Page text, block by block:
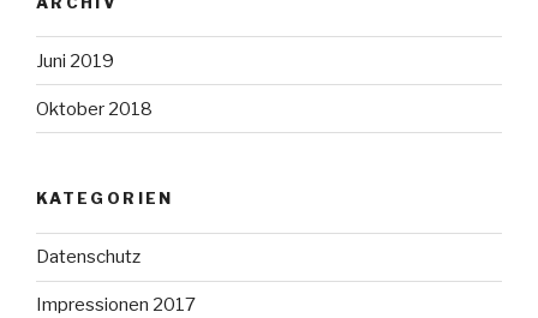
Juni 2019
Oktober 2018
KATEGORIEN
Datenschutz
Impressionen 2017